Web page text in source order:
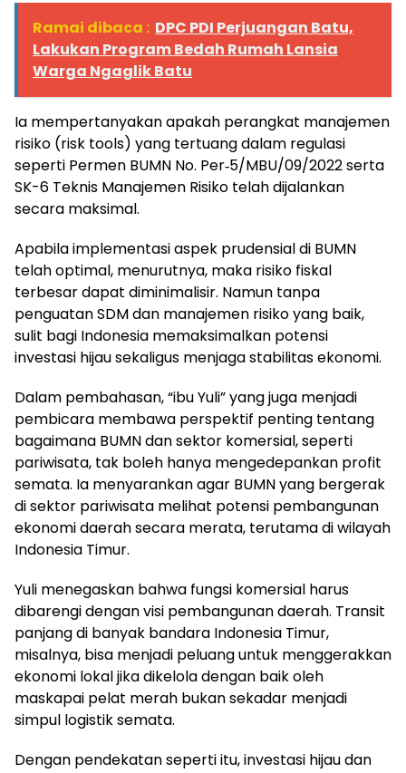
Ramai dibaca : DPC PDI Perjuangan Batu,
Lakukan Program Bedah Rumah Lansia
Warga Ngaglik Batu
Ia mempertanyakan apakah perangkat manajemen
risiko (risk tools) yang tertuang dalam regulasi
seperti Permen BUMN No. Per‑5/MBU/09/2022 serta
SK-6 Teknis Manajemen Risiko telah dijalankan
secara maksimal.
Apabila implementasi aspek prudensial di BUMN
telah optimal, menurutnya, maka risiko fiskal
terbesar dapat diminimalisir. Namun tanpa
penguatan SDM dan manajemen risiko yang baik,
sulit bagi Indonesia memaksimalkan potensi
investasi hijau sekaligus menjaga stabilitas ekonomi.
Dalam pembahasan, “ibu Yuli” yang juga menjadi
pembicara membawa perspektif penting tentang
bagaimana BUMN dan sektor komersial, seperti
pariwisata, tak boleh hanya mengedepankan profit
semata. Ia menyarankan agar BUMN yang bergerak
di sektor pariwisata melihat potensi pembangunan
ekonomi daerah secara merata, terutama di wilayah
Indonesia Timur.
Yuli menegaskan bahwa fungsi komersial harus
dibarengi dengan visi pembangunan daerah. Transit
panjang di banyak bandara Indonesia Timur,
misalnya, bisa menjadi peluang untuk menggerakkan
ekonomi lokal jika dikelola dengan baik oleh
maskapai pelat merah bukan sekadar menjadi
simpul logistik semata.
Dengan pendekatan seperti itu, investasi hijau dan